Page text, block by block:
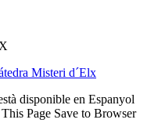
Misteri d´Elx
disponible en Espanyol
Page Save to Browser